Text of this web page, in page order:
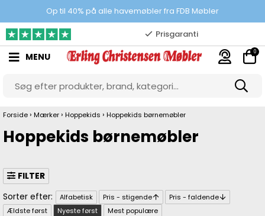
Op til 40% på alle havemøbler fra FDB Møbler
100% danskejet webshop
Prisgaranti
10.000 m2 showroom
Gratis & gode parkeringsforhold
MENU 0
Forside › Mærker › Hoppekids › Hoppekids børnemøbler
Hoppekids børnemøbler
FILTER
Alfabetisk Pris - stigende
Pris - faldende
Ældste først
Nyeste først Mest populære